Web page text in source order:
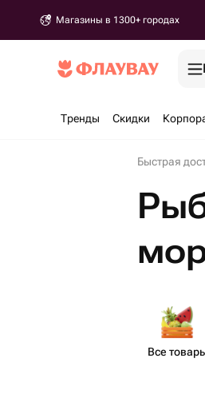
Магазины в 1300+ городах
Тренды Скидки
Быстрая
Все